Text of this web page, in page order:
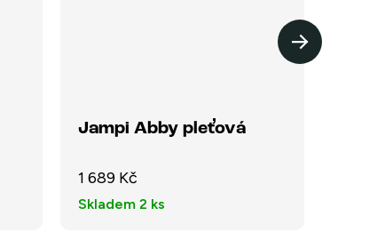
Jampi Abby pleťová
1 689 Kč
Skladem 2 ks